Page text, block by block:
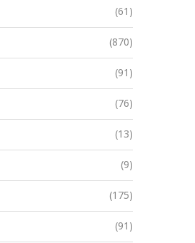
(61)
(870)
(91)
(76)
(13)
(9)
(175)
(91)